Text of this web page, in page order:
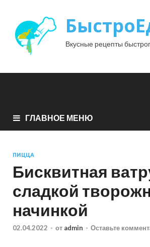
Вкусные рецепты
ГЛАВНОЕ МЕНЮ
ПИЦЦА
Бисквитная
сладкой
начинкой
02.04.2022 - от admin - Оставьте